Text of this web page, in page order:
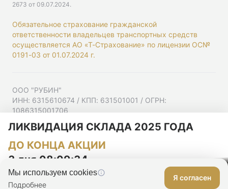
2673 от 09.07.2024.
Обязательное страхование гражданской
ответственности владельцев транспортных средств
осуществляется АО «Т-Страхование» по лицензии ОС№
0191-03 от 01.07.2024 г.
ООО "РУБИН"
ИНН: 6315610674 / КПП: 631501001 / ОГРН:
1086315001706
Ульяновская ул, д. 52/55, помещ. 9-18
Согласие на рекламную рассылку
Политика конфиденциальности
Мы используем cookies
Подробнее
Я согласен
ЛИКВИДАЦИЯ СКЛАДА 2025 ГОДА
ДО КОНЦА АКЦИИ
3 дня 08:09:33
Оставить заявку